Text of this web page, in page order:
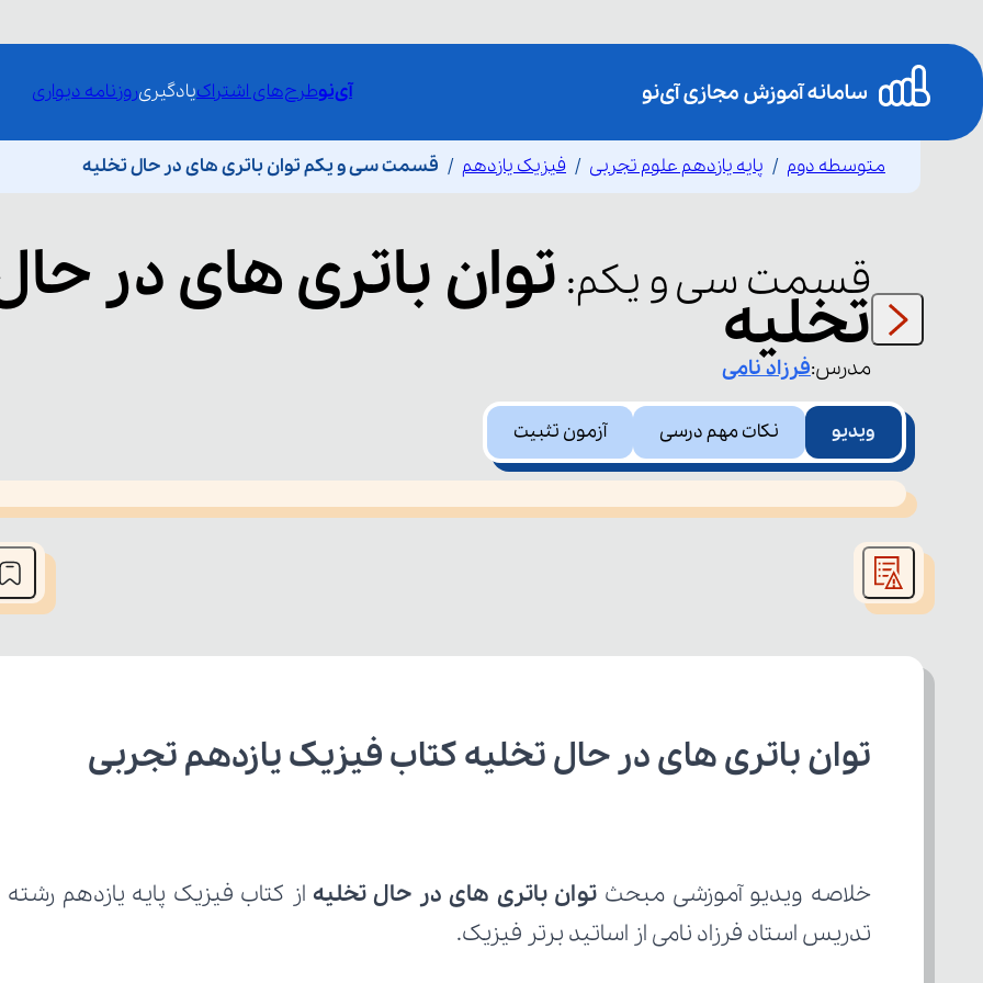
آی‌نوطرح‌های اشتراکیادگیریروزنامه دیواری
متوسطه دوم پایه یازدهم علوم تجربی فیزیک یازدهم قسمت سی و یکم توان باتری های در حال تخلیه
قسمت سی و یکم: توان باتری های در
تخلیه
مدرس:فرزادنامی
ویدیو نکات مهم درسی آزمون تثبیت
This
is
window.
توان باتری های در حال تخلیه کتاب فیزیک یازدهم تجربی
خلاصه ویدیو آموزشی مبحث توان باتری های در حال تخلیه
تدریس استاد فرزاد نامی از اساتید برتر فیزیک.